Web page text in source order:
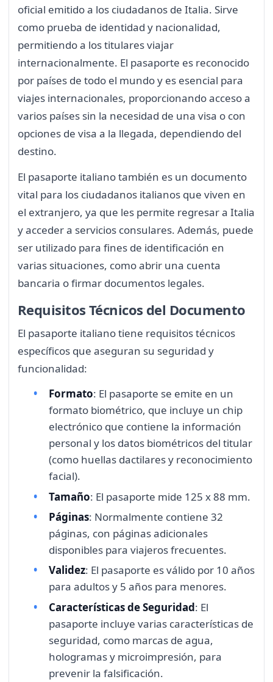
oficial emitido a los ciudadanos de Italia. Sirve
como prueba de identidad y nacionalidad,
permitiendo a los titulares viajar
internacionalmente. El pasaporte es reconocido
por países de todo el mundo y es esencial para
viajes internacionales, proporcionando acceso a
varios países sin la necesidad de una visa o con
opciones de visa a la llegada, dependiendo del
destino.
El pasaporte italiano también es un documento
vital para los ciudadanos italianos que viven en
el extranjero, ya que les permite regresar a Italia
y acceder a servicios consulares. Además, puede
ser utilizado para fines de identificación en
varias situaciones, como abrir una cuenta
bancaria o firmar documentos legales.
Requisitos Técnicos del Documento
El pasaporte italiano tiene requisitos técnicos
específicos que aseguran su seguridad y
funcionalidad:
Formato: El pasaporte se emite en un
formato biométrico, que incluye un chip
electrónico que contiene la información
personal y los datos biométricos del titular
(como huellas dactilares y reconocimiento
facial).
Tamaño: El pasaporte mide 125 x 88 mm.
Páginas: Normalmente contiene 32
páginas, con páginas adicionales
disponibles para viajeros frecuentes.
Validez: El pasaporte es válido por 10 años
para adultos y 5 años para menores.
Características de Seguridad: El
pasaporte incluye varias características de
seguridad, como marcas de agua,
hologramas y microimpresión, para
prevenir la falsificación.